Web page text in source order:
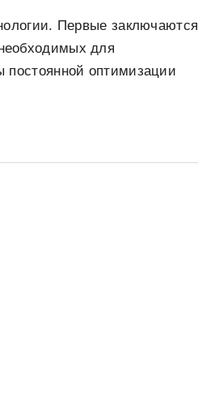
Первые заключаются
для
постоянной оптимизации